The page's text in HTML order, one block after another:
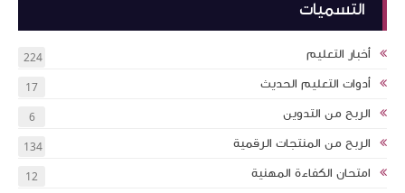
التسميات
أخبار التعليم 224
أدوات التعليم الحديث 17
الربح من التدوين 6
الربح من المنتجات الرقمية 134
امتحان الكفاءة المهنية 12